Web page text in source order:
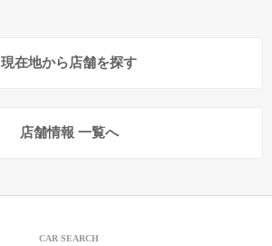
現在地から店舗を探す
店舗情報 一覧へ
CAR SEARCH